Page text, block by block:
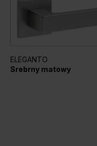
ELEGANTO
Srebrny matowy